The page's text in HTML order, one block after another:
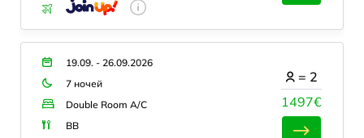
19.09. - 26.09.2026
7 ночей
Double Room A/C
BB
1497€
= 2